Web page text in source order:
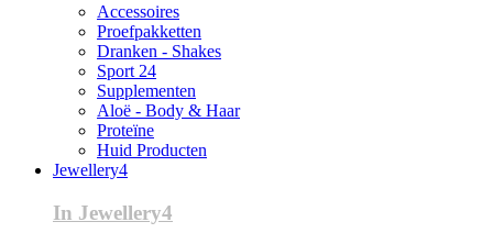
Accessoires
Proefpakketten
Dranken - Shakes
Sport 24
Supplementen
Aloë - Body & Haar
Proteïne
Huid Producten
Jewellery4
In Jewellery4